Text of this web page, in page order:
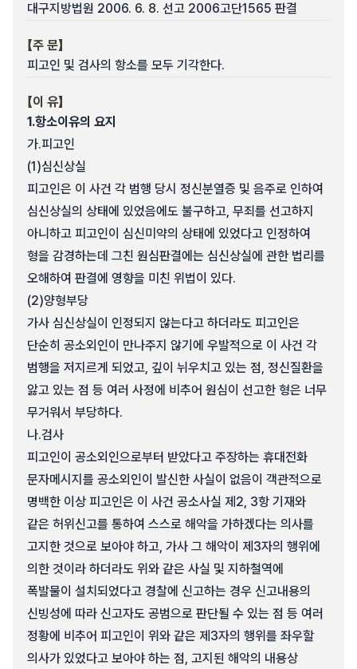
대구지방법원 2006. 6. 8. 선고 2006고단1565 판결
【주 문】
피고인 및 검사의 항소를 모두 기각한다.
【이 유】
1.항소이유의 요지
가.피고인
(1)심신상실
피고인은 이 사건 각 범행 당시 정신분열증 및 음주로 인하여
심신상실의 상태에 있었음에도 불구하고, 무죄를 선고하지
아니하고 피고인이 심신미약의 상태에 있었다고 인정하여
형을 감경하는데 그친 원심판결에는 심신상실에 관한 법리를
오해하여 판결에 영향을 미친 위법이 있다.
(2)양형부당
가사 심신상실이 인정되지 않는다고 하더라도 피고인은
단순히 공소외인이 만나주지 않기에 우발적으로 이 사건 각
범행을 저지르게 되었고, 깊이 뉘우치고 있는 점, 정신질환을
앓고 있는 점 등 여러 사정에 비추어 원심이 선고한 형은 너무
무거워서 부당하다.
나.검사
피고인이 공소외인으로부터 받았다고 주장하는 휴대전화
문자메시지를 공소외인이 발신한 사실이 없음이 객관적으로
명백한 이상 피고인은 이 사건 공소사실 제2, 3항 기재와
같은 허위신고를 통하여 스스로 해악을 가하겠다는 의사를
고지한 것으로 보아야 하고, 가사 그 해악이 제3자의 행위에
의한 것이라 하더라도 위와 같은 사실 및 지하철역에
폭발물이 설치되었다고 경찰에 신고하는 경우 신고내용의
신빙성에 따라 신고자도 공범으로 판단될 수 있는 점 등 여러
정황에 비추어 피고인이 위와 같은 제3자의 행위를 좌우할
의사가 있었다고 보아야 하는 점, 고지된 해악의 내용상